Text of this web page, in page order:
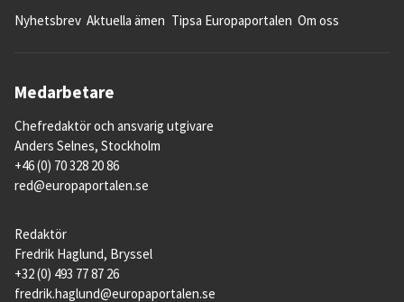
Nyhetsbrev Aktuella ämen Tipsa Europaportalen Om oss
Medarbetare
Chefredaktör och ansvarig utgivare
Anders Selnes, Stockholm
+46 (0) 70 328 20 86
red@europaportalen.se
Redaktör
Fredrik Haglund, Bryssel
+32 (0) 493 77 87 26
fredrik.haglund@europaportalen.se